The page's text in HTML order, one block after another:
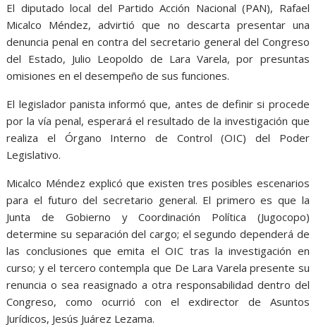
El diputado local del Partido Acción Nacional (PAN), Rafael
Micalco Méndez, advirtió que no descarta presentar una
denuncia penal en contra del secretario general del Congreso
del Estado, Julio Leopoldo de Lara Varela, por presuntas
omisiones en el desempeño de sus funciones.
El legislador panista informó que, antes de definir si procede
por la vía penal, esperará el resultado de la investigación que
realiza el Órgano Interno de Control (OIC) del Poder
Legislativo.
Micalco Méndez explicó que existen tres posibles escenarios
para el futuro del secretario general. El primero es que la
Junta de Gobierno y Coordinación Política (Jugocopo)
determine su separación del cargo; el segundo dependerá de
las conclusiones que emita el OIC tras la investigación en
curso; y el tercero contempla que De Lara Varela presente su
renuncia o sea reasignado a otra responsabilidad dentro del
Congreso, como ocurrió con el exdirector de Asuntos
Jurídicos, Jesús Juárez Lezama.